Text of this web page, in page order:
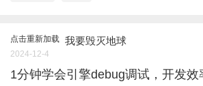
点击重新加载 我要毁灭地球
2024-12-4
1分钟学会引擎debug调试，开发效